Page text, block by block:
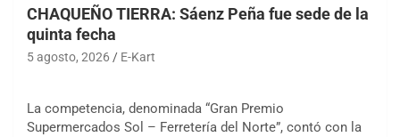
CHAQUEÑO TIERRA: Sáenz Peña fue sede de la
quinta fecha
5 agosto, 2026 E-Kart
La competencia, denominada “Gran Premio
Supermercados Sol – Ferretería del Norte”, contó con la